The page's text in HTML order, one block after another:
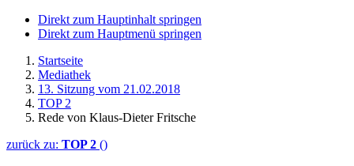
Direkt zum Hauptinhalt springen
Direkt zum Hauptmenü springen
Startseite
Mediathek
13. Sitzung vom 21.02.2018
TOP 2
Rede von Klaus-Dieter Fritsche
zurück zu: TOP 2 ()